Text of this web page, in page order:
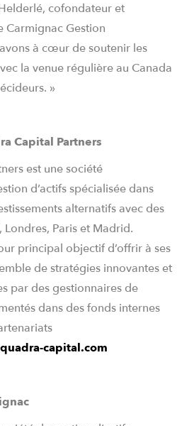
cofondateur et
Carmignac Gestion
à cœur de soutenir les
la venue régulière au Canada
»
Capital Partners
est une société
d’actifs spécialisée dans
alternatifs avec des
Paris et Madrid.
principal objectif d’offrir à ses
de stratégies innovantes et
par des gestionnaires de
dans des fonds internes
capital.com